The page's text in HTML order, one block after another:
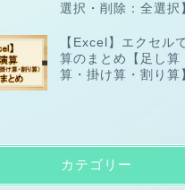
選択・削除：全選択
【Excel】エクセル
算のまとめ【足し算
算・掛け算・割り算
カテゴリー